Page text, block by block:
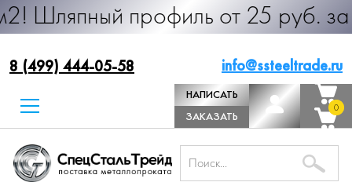
профиль от 25 руб. за м.п.
8 (499) 444-05-58 info@ssteeltrade.ru
НАПИСАТЬ
ДИРЕКТОРУ
ЗАКАЗАТЬ
ЗВОНОК
0
0